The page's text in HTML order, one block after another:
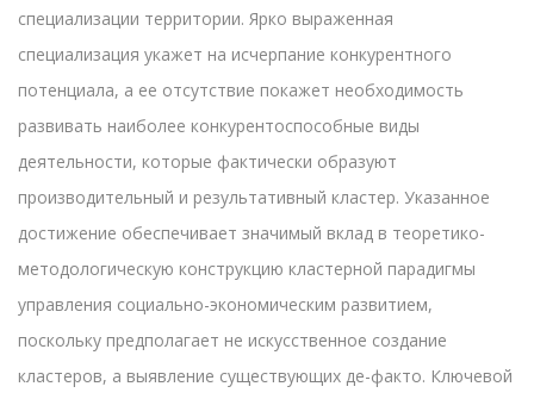
специализации территории. Ярко выраженная
специализация укажет на исчерпание конкурентного
потенциала, а ее отсутствие покажет необходимость
развивать наиболее конкурентоспособные виды
деятельности, которые фактически образуют
производительный и результативный кластер. Указанное
достижение обеспечивает значимый вклад в теоретико-
методологическую конструкцию кластерной парадигмы
управления социально-экономическим развитием,
поскольку предполагает не искусственное создание
кластеров, а выявление существующих де-факто. Ключевой